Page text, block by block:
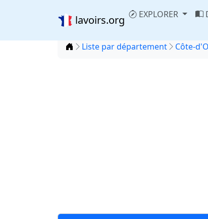
lavoirs.org EXPLORER
Accueil
Liste par département Côte-